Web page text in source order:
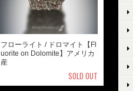
フローライト / ドロマイト【Fl
uorite on Dolomite】アメリカ
産
SOLD OUT